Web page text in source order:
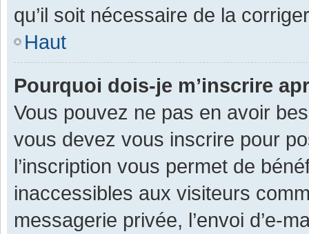
qu’il soit nécessaire de la
Haut
Pourquoi dois-je m’inscrire
Vous pouvez ne pas en avoir
vous devez vous inscrire pour
l’inscription vous permet de
inaccessibles aux visiteurs
messagerie privée, l’envoi d’e-